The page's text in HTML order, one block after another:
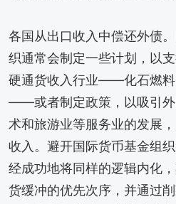
各国从出口收入中偿还外债
织通常会制定一些计划，以
硬通货收入行业——化石燃料
——或者制定政策，以吸引外
术和旅游业等服务业的发展
收入。避开国际货币基金组
经成功地将同样的逻辑内化
货缓冲的优先次序，并通过